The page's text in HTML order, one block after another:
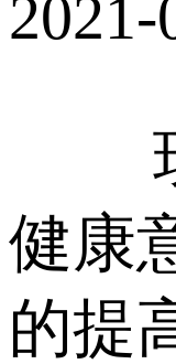
2021-
现
健康
的提